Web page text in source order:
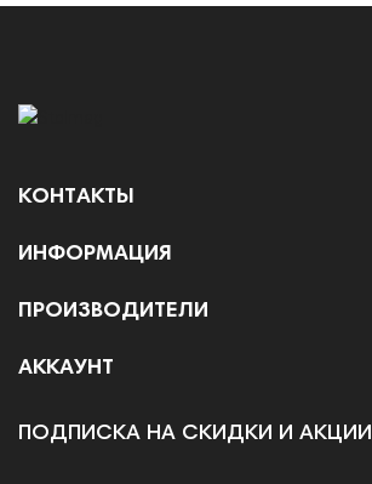
КОНТАКТЫ
ИНФОРМАЦИЯ
ПРОИЗВОДИТЕЛИ
АККАУНТ
ПОДПИСКА НА СКИДКИ И АКЦИИ